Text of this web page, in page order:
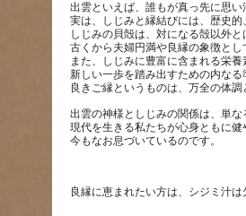
出雲といえば、誰もが真っ先に思
実は、しじみと縁結びには、歴史
しじみの貝殻は、対になる殻以外
古くから夫婦円満や良縁の象徴とし
また、しじみに豊富に含まれる栄
新しい一歩を踏み出すための内なる
出雲の神様としじみの関係は、単な
現代を生きる私たちが心身ともに